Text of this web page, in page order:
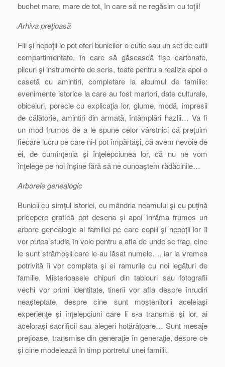
buchet mare, mare de tot, în care să ne regăsim cu toţii!
Arhiva preţioasă
Fiii şi nepoţii le pot oferi bunicilor o cutie sau un set de cutii
compartimentate, în care să găsească fişe cartonate,
plicuri şi instrumente de scris, toate pentru a realiza apoi o
casetă cu amintiri, completare la albumul de familie:
evenimente istorice la care au fost martori, date culturale,
obiceiuri, porecle cu explicaţia lor, glume, modă, impresii
de călătorie, amintiri din armată, întâmplări hazlii… Va fi
un mod frumos de a le spune celor vârstnici că preţuim
fiecare lucru pe care ni-l pot împărtăşi, că avem nevoie de
ei, de cuminţenia şi înţelepciunea lor, că nu ne vom
înţelege pe noi înşine fără să ne cunoaştem rădăcinile…
Arborele genealogic
Bunicii cu simţul istoriei, cu mândria neamului şi cu puţină
pricepere grafică pot desena şi apoi înrăma frumos un
arbore genealogic al familiei pe care copiii şi nepoţii lor îl
vor putea studia în voie pentru a afla de unde se trag, cine
le sunt strămoşii care le-au lăsat numele…, iar la vremea
potrivită îi vor completa şi ei ramurile cu noi legături de
familie. Misterioasele chipuri din tablouri sau fotografii
vechi vor primi identitate, tinerii vor afla despre înrudiri
neaşteptate, despre cine sunt moştenitorii aceleiaşi
experienţe şi înţelepciuni care li s-a transmis şi lor, ai
aceloraşi sacrificii sau alegeri hotărâtoare… Sunt mesaje
preţioase, transmise din generaţie în generaţie, despre ce
şi cine modelează în timp portretul unei familii.